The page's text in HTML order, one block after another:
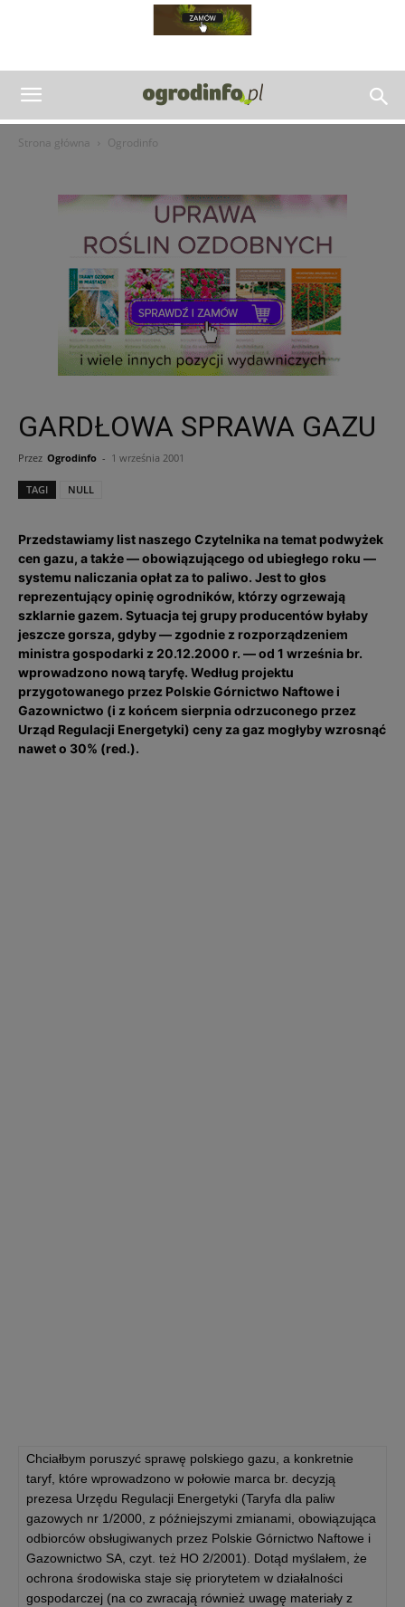
Strona główna Ogrodinfo
GARDŁOWA SPRAWA GAZU
Przez Ogrodinfo - 1 września 2001
TAGI NULL
Przedstawiamy list naszego Czytelnika na temat podwyżek
cen gazu, a także — obowiązującego od ubiegłego roku —
systemu naliczania opłat za to paliwo. Jest to głos
reprezentujący opinię ogrodników, którzy ogrzewają
szklarnie gazem. Sytuacja tej grupy producentów byłaby
jeszcze gorsza, gdyby — zgodnie z rozporządzeniem
ministra gospodarki z 20.12.2000 r. — od 1 września br.
wprowadzono nową taryfę. Według projektu
przygotowanego przez Polskie Górnictwo Naftowe i
Gazownictwo (i z końcem sierpnia odrzuconego przez
Urząd Regulacji Energetyki) ceny za gaz mogłyby wzrosnąć
nawet o 30% (red.).
Chciałbym poruszyć sprawę polskiego gazu, a konkretnie
taryf, które wprowadzono w połowie marca br. decyzją
prezesa Urzędu Regulacji Energetyki (Taryfa dla paliw
gazowych nr 1/2000, z późniejszymi zmianami, obowiązująca
odbiorców obsługiwanych przez Polskie Górnictwo Naftowe i
Gazownictwo SA, czyt. też HO 2/2001). Dotąd myślałem, że
ochrona środowiska staje się priorytetem w działalności
gospodarczej (na co zwracają również uwagę materiały z